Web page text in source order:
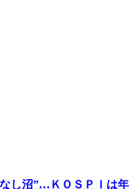
し沼”…ＫＯＳＰＩは